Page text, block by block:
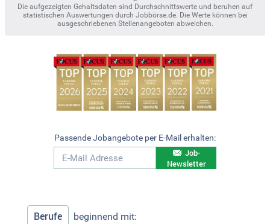
Die aufgezeigten Gehaltsdaten sind Durchschnittswerte und beruhen auf
statistischen Auswertungen durch Jobbörse.de. Die Werte können bei
ausgeschriebenen Stellenangeboten abweichen.
Passende Jobangebote per E-Mail erhalten:
Job-
Newsletter
Berufe beginnend mit: